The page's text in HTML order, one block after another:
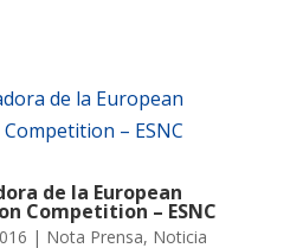
de la European
Competition – ESNC
| Nota Prensa, Noticia